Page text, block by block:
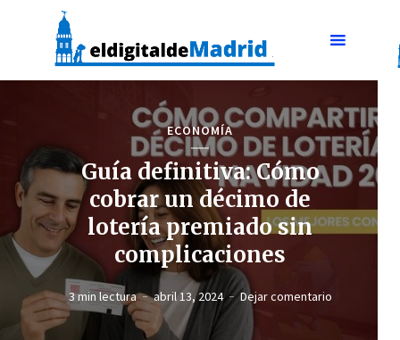
ECONOMÍA
Guía definitiva: Cómo
cobrar un décimo de
lotería premiado sin
complicaciones
3 min lectura abril 13, 2024 Dejar comentario